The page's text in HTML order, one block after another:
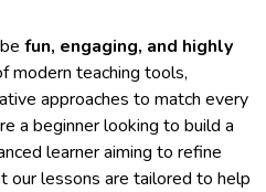
fun, engaging, and highly
modern teaching tools,
approaches to match every
a beginner looking to build a
learner aiming to refine
our lessons are tailored to help